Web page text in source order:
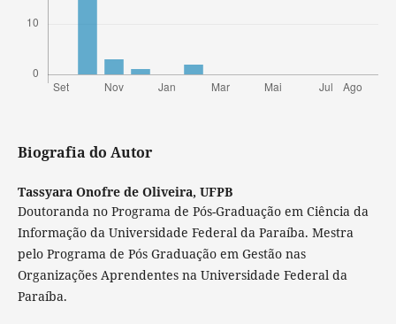
Biografia do Autor
Tassyara Onofre de Oliveira, UFPB
Doutoranda no Programa de Pós-Graduação em Ciência da
Informação da Universidade Federal da Paraíba. Mestra
pelo Programa de Pós Graduação em Gestão nas
Organizações Aprendentes na Universidade Federal da
Paraíba.